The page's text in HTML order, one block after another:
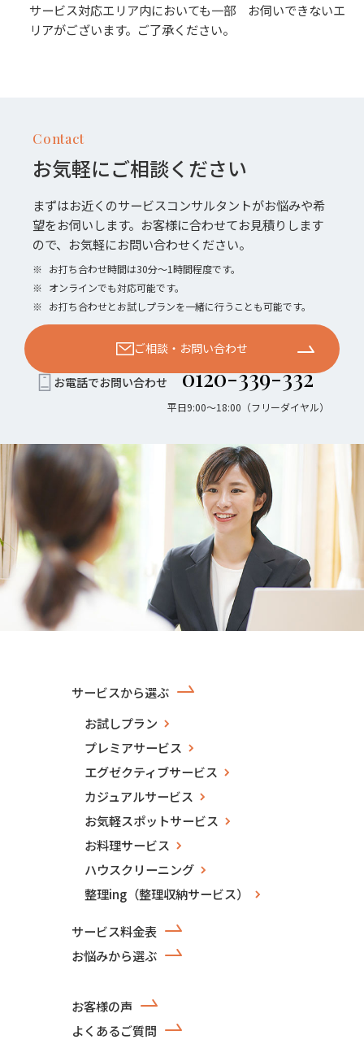
サービス対応エリア内においても一部 お伺いできないエ
リアがございます。ご了承ください。
Contact
お気軽にご相談ください
まずはお近くのサービスコンサルタントがお悩みや希
望をお伺いします。お客様に合わせてお見積りします
ので、お気軽にお問い合わせください。
※ お打ち合わせ時間は30分〜1時間程度です。
※ オンラインでも対応可能です。
※ お打ち合わせとお試しプランを一緒に行うことも可能です。
ご相談・お問い合わせ
お電話でお問い合わせ 0120-339-332
平日9:00〜18:00（フリーダイヤル）
サービスから選ぶ
お試しプラン
プレミアサービス
エグゼクティブサービス
カジュアルサービス
お気軽スポットサービス
お料理サービス
ハウスクリーニング
整理ing（整理収納サービス）
サービス料金表
お悩みから選ぶ
お客様の声
よくあるご質問